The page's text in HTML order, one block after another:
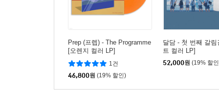
Prep (프렙) - The Programme
[오렌지 컬러 LP]
1건
46,800원 (19% 할인)
달담 - 첫 번째 갈림
트 컬러 LP]
52,000원 (19% 할